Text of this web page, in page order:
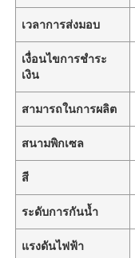
เวลาการส่งมอบ
เงื่อนไขการชำระ
เงิน
สามารถในการผลิต
สนามพิกเซล
สี
ระดับการกันน้ำ
แรงดันไฟฟ้า